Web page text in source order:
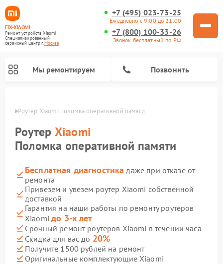
FIX-XIAOMI
Ремонт устройств Xiaomi
Специализированный
cервисный центр г.Москва
+7 (495) 023-73-25
Ежедневно с 9:00 до 21:00
+7 (800) 100-33-26
Звонок бесплатный по РФ
Мы ремонтируем Позвонить
Роутер Xiaomi поломка оперативной памяти
Роутер Xiaomi
Поломка оперативной памяти
Бесплатная диагностика даже при отказе от
ремонта
Привезем и увезем роутер Xiaomi собственной
доставкой
Гарантия на наши работы по ремонту роутеров
Xiaomiдо 3-х лет
Срочный ремонт роутеров Xiaomi в течении часа
Скидка для вас до 20%
Получите 1500 рублей на ремонт
Оригинальные комплектующие Xiaomi